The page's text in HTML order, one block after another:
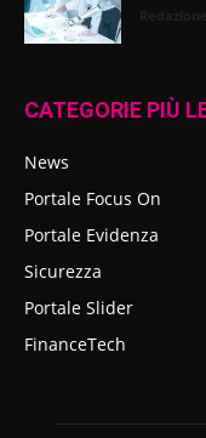
CATEGORIE PIÙ
News
Portale Focus On
Portale Evidenza
Sicurezza
Portale Slider
FinanceTech